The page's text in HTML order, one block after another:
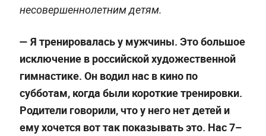
несовершеннолетним детям.
— Я тренировалась у мужчины. Это большое
исключение в российской художественной
гимнастике. Он водил нас в кино по
субботам, когда были короткие тренировки.
Родители говорили, что у него нет детей и
ему хочется вот так показывать это. Нас 7–